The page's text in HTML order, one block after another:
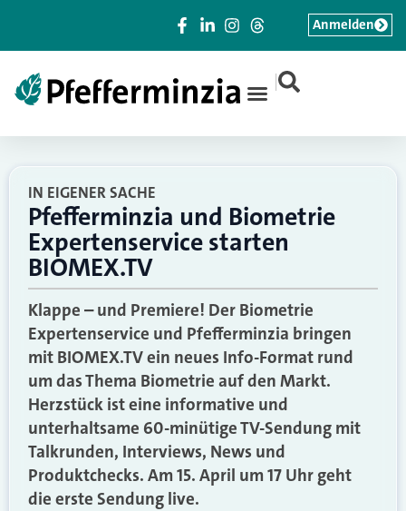
|
Anmelden
IN EIGENER SACHE
Pfefferminzia und Biometrie
Expertenservice starten
BIOMEX.TV
Klappe – und Premiere! Der Biometrie
Expertenservice und Pfefferminzia bringen
mit BIOMEX.TV ein neues Info-Format rund
um das Thema Biometrie auf den Markt.
Herzstück ist eine informative und
unterhaltsame 60-minütige TV-Sendung mit
Talkrunden, Interviews, News und
Produktchecks. Am 15. April um 17 Uhr geht
die erste Sendung live.